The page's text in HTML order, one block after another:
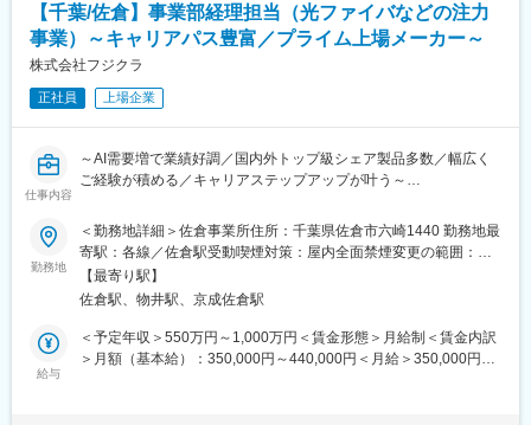
など拡大しており、車載／民生／産業機器など多岐にわたる製品
を保有し、
幅広い業界と取引を行っています。また、従業員の方が働きやす
変更の範囲：会社の定める業務
経理の専門家集団として会社の信用を支えるとともに、ビジネス
パートナーとして財務情報・ソリューションを提供し、企業価値
向上に貢献する。
■所属のミッション・業務
・事業部や経営層の意思決定を支える
プライム上場企業のグローバルな主計、管理会計、税務、財務業
務をご自身のご経験も参考に順に経験して頂き、希望があれば海
外でもご活躍頂けます。
■職場長から応募者へのメッセージ
利益管理Gは、採算数値を分析に留まらず、ビジネスパートナー
として事業部や経営層の意思決定に貢献します。経営層との接点
【千葉/佐倉】事業部経理担当（光ファイバなどの注力
事業）～キャリアパス豊富／プライム上場メーカー～
株式会社フジクラ
正社員 上場企業
仕事内容
～AI需要増で業績好調／国内外トップ級シェア製品多数／幅広く
ご経験が積める／キャリアステップアップが叶う～
佐倉工場における原価管理・事業支援を担うポジションです。単
なる原価計算担当ではなく、事業部経理やFP&Aに近い立場で、工
場や事業の意思決定をサポートする役割を期待しています。
■業務内容
・原価計算業務全般（月次・年度、製品別原価の把握・分析、棚
卸資産管理）
・佐倉事業所における原価立ち上げ対応（原価設計、データ整備
勤務地
＜勤務地詳細＞佐倉事業所住所：千葉県佐倉市六崎1440 勤務地最
寄駅：各線／佐倉駅受動喫煙対策：屋内全面禁煙変更の範囲：会
社の定める事業所（リモートワーク含む）
【最寄り駅】
佐倉駅、物井駅、京成佐倉駅
給与
＜予定年収＞550万円～1,000万円＜賃金形態＞月給制＜賃金内訳
＞月額（基本給）：350,000円～440,000円＜月給＞350,000円～